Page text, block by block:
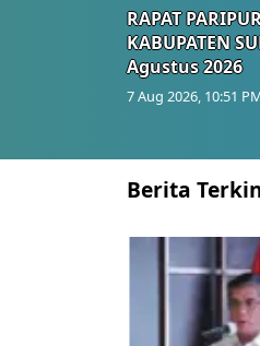
RAPAT
KABUPATEN
Agustus 2026
7 Aug 2026, 10:51
Berita